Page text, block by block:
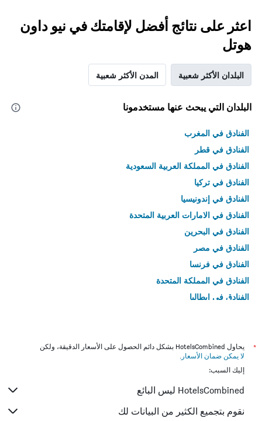
اعثر على نتائج أفضل لإقامتك في نيو داون
هوتل
البلدان الأكثر شعبية المدن الأكثر شعبية
البلدان التي يبحث عنها مستخدمونا
الفنادق في المغرب
الفنادق في قطر
الفنادق في المملكة العربية السعودية
الفنادق في تركيا
الفنادق في إندونيسيا
الفنادق في الامارات العربية المتحدة
الفنادق في البحرين
الفنادق في مصر
الفنادق في فرنسا
الفنادق في المملكة المتحدة
الفنادق في إيطاليا
*
يحاول HotelsCombined بشكل دائم الحصول على الأسعار الدقيقة، ولكن
لا يمكن ضمان الأسعار .
إليك السبب:
HotelsCombined ليس البائع
نقوم بتجميع الكثير من البيانات لك